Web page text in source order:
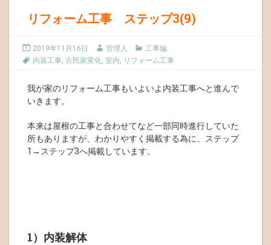
リフォーム工事 ステップ3(9)
2019年11月16日 管理人
工事編
内装工事 古民家変化 室内 リフォーム工事
我が家のリフォーム工事もいよいよ内装工事へと進んで
いきます。
本来は屋根の工事と合わせてなど一部同時進行していた
所もありますが、わかりやすく掲載する為に、ステップ
1→ステップ3へ掲載しています。
1）内装解体